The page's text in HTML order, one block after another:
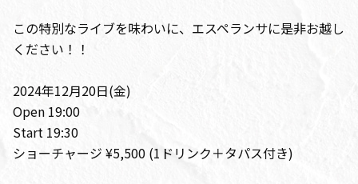
この特別なライブを味わいに、エスペランサに是非お越し
ください！！
2024年12月20日(金)
Open 19:00
Start 19:30
ショーチャージ ¥5,500 (1ドリンク＋タパス付き)